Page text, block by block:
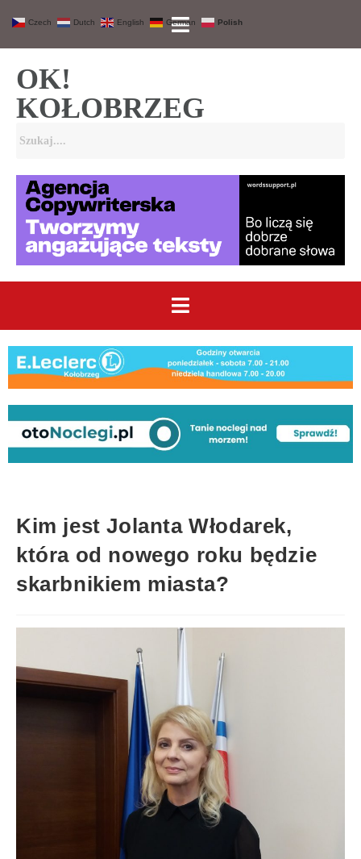
OK!
KOŁOBRZEG
Kim jest Jolanta Włodarek,
która od nowego roku będzie
skarbnikiem miasta?
Czech Dutch English German Polish